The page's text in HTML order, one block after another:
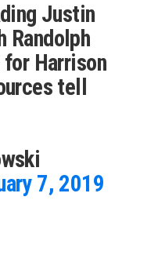
Justin
Randolph
Harrison
tell
7, 2019